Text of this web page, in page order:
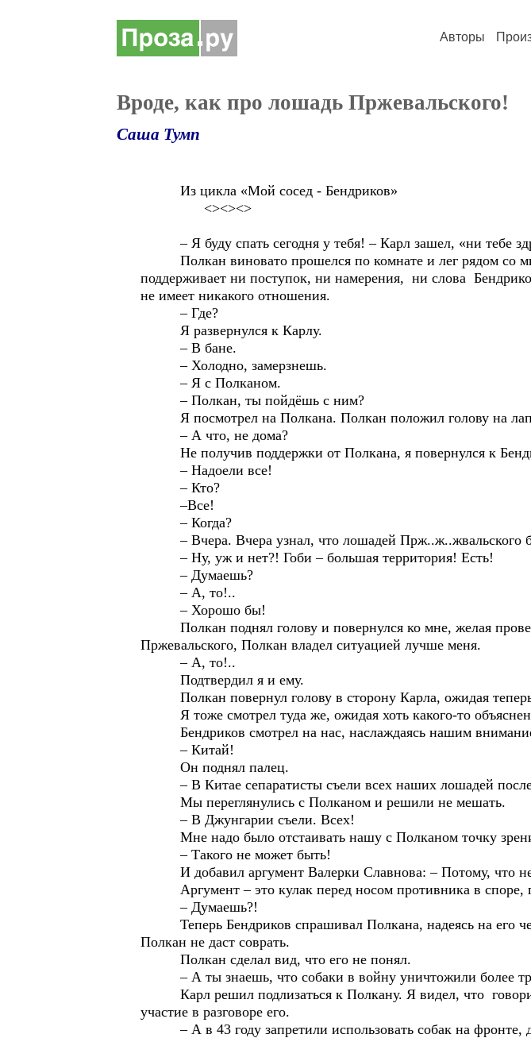
Авторы
Вроде, как про лошадь Пржевальского!
Саша Тумп
Из цикла «Мой сосед - Бендриков»
<><><>
– Я буду спать сегодня у тебя! – Карл зашел, «ни тебе
Полкан виновато прошелся по комнате и лег рядом со
поддерживает ни поступок, ни намерения, ни слова
не имеет никакого отношения.
– Где?
Я развернулся к Карлу.
– В бане.
– Холодно, замерзнешь.
– Я с Полканом.
– Полкан, ты пойдёшь с ним?
Я посмотрел на Полкана. Полкан положил голову на
– А что, не дома?
Не получив поддержки от Полкана, я повернулся к
– Надоели все!
– Кто?
–Все!
– Когда?
– Вчера. Вчера узнал, что лошадей Прж..ж..жвальского
– Ну, уж и нет?! Гоби – большая территория! Есть!
– Думаешь?
– А, то!..
– Хорошо бы!
Полкан поднял голову и повернулся ко мне, желая
Пржевальского, Полкан владел ситуацией лучше меня.
– А, то!..
Подтвердил я и ему.
Полкан повернул голову в сторону Карла, ожидая теперь
Я тоже смотрел туда же, ожидая хоть какого-то
Бендриков смотрел на нас, наслаждаясь нашим
– Китай!
Он поднял палец.
– В Китае сепаратисты съели всех наших лошадей
Мы переглянулись с Полканом и решили не мешать.
– В Джунгарии съели. Всех!
Мне надо было отстаивать нашу с Полканом точку
– Такого не может быть!
И добавил аргумент Валерки Славнова: – Потому, что не
Аргумент – это кулак перед носом противника в споре,
– Думаешь?!
Теперь Бендриков спрашивал Полкана, надеясь на его
Полкан не даст соврать.
Полкан сделал вид, что его не понял.
– А ты знаешь, что собаки в войну уничтожили более
Карл решил подлизаться к Полкану. Я видел, что
участие в разговоре его.
– А в 43 году запретили использовать собак на фронте,